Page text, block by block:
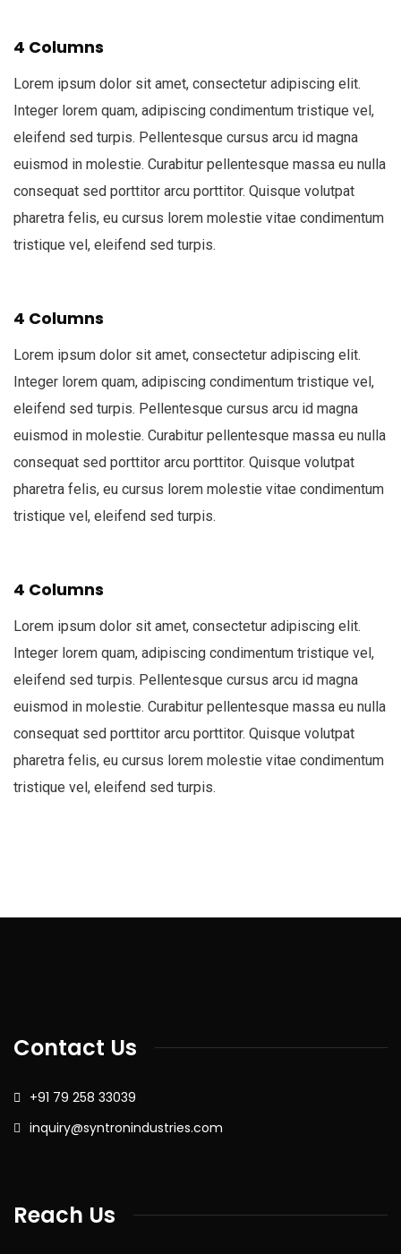
4 Columns
Lorem ipsum dolor sit amet, consectetur adipiscing elit.
Integer lorem quam, adipiscing condimentum tristique vel,
eleifend sed turpis. Pellentesque cursus arcu id magna
euismod in molestie. Curabitur pellentesque massa eu nulla
consequat sed porttitor arcu porttitor. Quisque volutpat
pharetra felis, eu cursus lorem molestie vitae condimentum
tristique vel, eleifend sed turpis.
4 Columns
Lorem ipsum dolor sit amet, consectetur adipiscing elit.
Integer lorem quam, adipiscing condimentum tristique vel,
eleifend sed turpis. Pellentesque cursus arcu id magna
euismod in molestie. Curabitur pellentesque massa eu nulla
consequat sed porttitor arcu porttitor. Quisque volutpat
pharetra felis, eu cursus lorem molestie vitae condimentum
tristique vel, eleifend sed turpis.
4 Columns
Lorem ipsum dolor sit amet, consectetur adipiscing elit.
Integer lorem quam, adipiscing condimentum tristique vel,
eleifend sed turpis. Pellentesque cursus arcu id magna
euismod in molestie. Curabitur pellentesque massa eu nulla
consequat sed porttitor arcu porttitor. Quisque volutpat
pharetra felis, eu cursus lorem molestie vitae condimentum
tristique vel, eleifend sed turpis.
Contact Us
+91 79 258 33039
inquiry@syntronindustries.com
Reach Us